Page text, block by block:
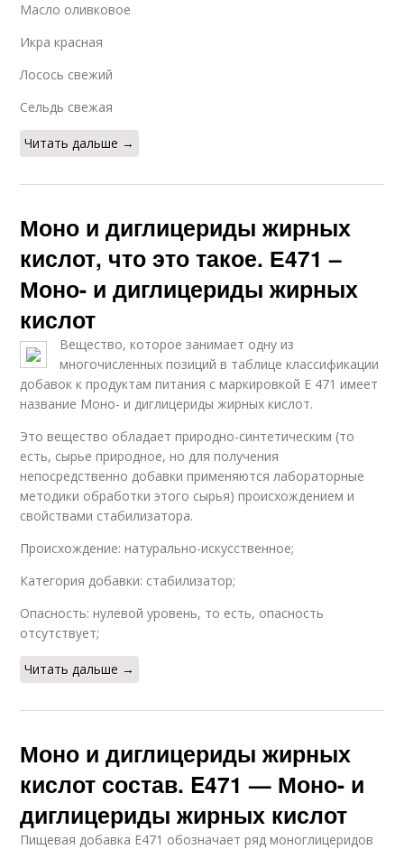
Масло оливковое
Икра красная
Лосось свежий
Сельдь свежая
Читать дальше →
Моно и диглицериды жирных
кислот, что это такое. Е471 –
Моно- и диглицериды жирных
кислот
Вещество, которое занимает одну из
многочисленных позиций в таблице классификации
добавок к продуктам питания с маркировкой Е 471 имеет
название Моно- и диглицериды жирных кислот.
Это вещество обладает природно-синтетическим (то
есть, сырье природное, но для получения
непосредственно добавки применяются лабораторные
методики обработки этого сырья) происхождением и
свойствами стабилизатора.
Происхождение: натурально-искусственное;
Категория добавки: стабилизатор;
Опасность: нулевой уровень, то есть, опасность
отсутствует;
Читать дальше →
Моно и диглицериды жирных
кислот состав. E471 — Моно- и
диглицериды жирных кислот
Пищевая добавка E471 обозначает ряд моноглицеридов